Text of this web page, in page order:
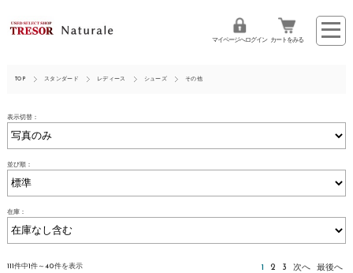
マイページへログイン カートをみる
TOP スタンダード レディース シューズ その他
表示切替：
並び順：
在庫：
111件中1件～40件を表示 1 2 3 次へ 最後へ